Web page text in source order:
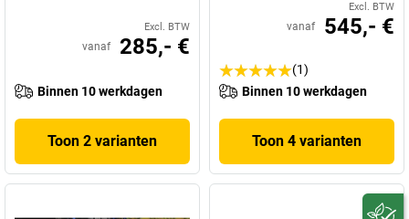
Excl. BTW
vanaf 285,- €
Binnen 10 werkdagen
Toon 2 varianten
Excl. BTW
vanaf 545,- €
(1)
Binnen 10 werkdagen
Toon 4 varianten